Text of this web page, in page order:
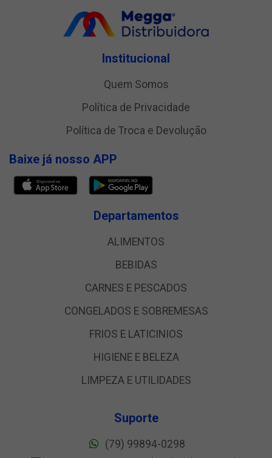
Institucional
Quem Somos
Política de Privacidade
Política de Troca e Devolução
Baixe já nosso APP
Departamentos
ALIMENTOS
BEBIDAS
CARNES E PESCADOS
CONGELADOS E SOBREMESAS
FRIOS E LATICINIOS
HIGIENE E BELEZA
LIMPEZA E UTILIDADES
Suporte
(79) 99894-0298